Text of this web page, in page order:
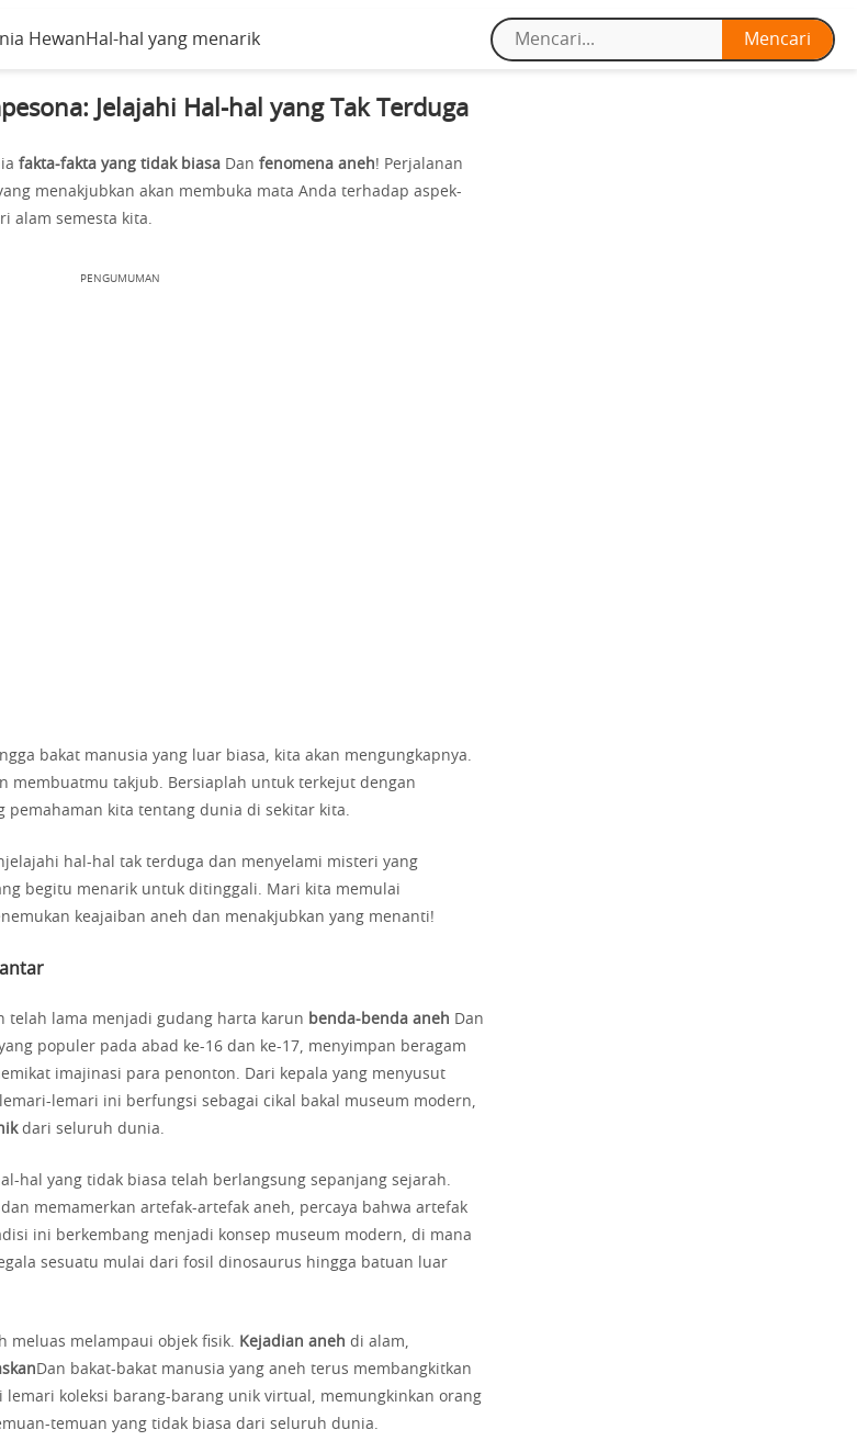
Hewan Hal-hal yang menarik
Jelajahi Hal-hal yang Tak Terduga
fakta-fakta yang tidak biasa Dan fenomena aneh! Perjalanan
menakjubkan akan membuka mata Anda terhadap aspek-
alam semesta kita.
PENGUMUMAN
bakat manusia yang luar biasa, kita akan mengungkapnya.
membuatmu takjub. Bersiaplah untuk terkejut dengan
pemahaman kita tentang dunia di sekitar kita.
hal-hal tak terduga dan menyelami misteri yang
begitu menarik untuk ditinggali. Mari kita memulai
keajaiban aneh dan menakjubkan yang menanti!
telah lama menjadi gudang harta karun benda-benda aneh Dan
populer pada abad ke-16 dan ke-17, menyimpan beragam
imajinasi para penonton. Dari kepala yang menyusut
lemari ini berfungsi sebagai cikal bakal museum modern,
dari seluruh dunia.
hal yang tidak biasa telah berlangsung sepanjang sejarah.
memamerkan artefak-artefak aneh, percaya bahwa artefak
ini berkembang menjadi konsep museum modern, di mana
sesuatu mulai dari fosil dinosaurus hingga batuan luar
meluas melampaui objek fisik. Kejadian aneh di alam,
Dan bakat-bakat manusia yang aneh terus membangkitkan
koleksi barang-barang unik virtual, memungkinkan orang
temuan yang tidak biasa dari seluruh dunia.